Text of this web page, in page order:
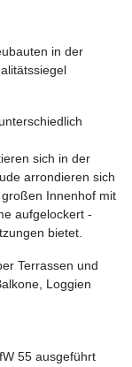
in der
sich in der
arrondieren sich
Innenhof mit
aufgelockert -
bietet.
Terrassen und
Loggien
55 ausgeführt